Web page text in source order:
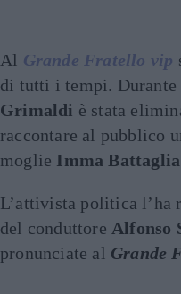
Al Grande Fratello vip
di tutti i tempi. Durante
Grimaldi è stata
raccontare al pubblico
moglie Imma Battaglia
L’attivista politica l’ha
del conduttore Alfonso
pronunciate al Grande